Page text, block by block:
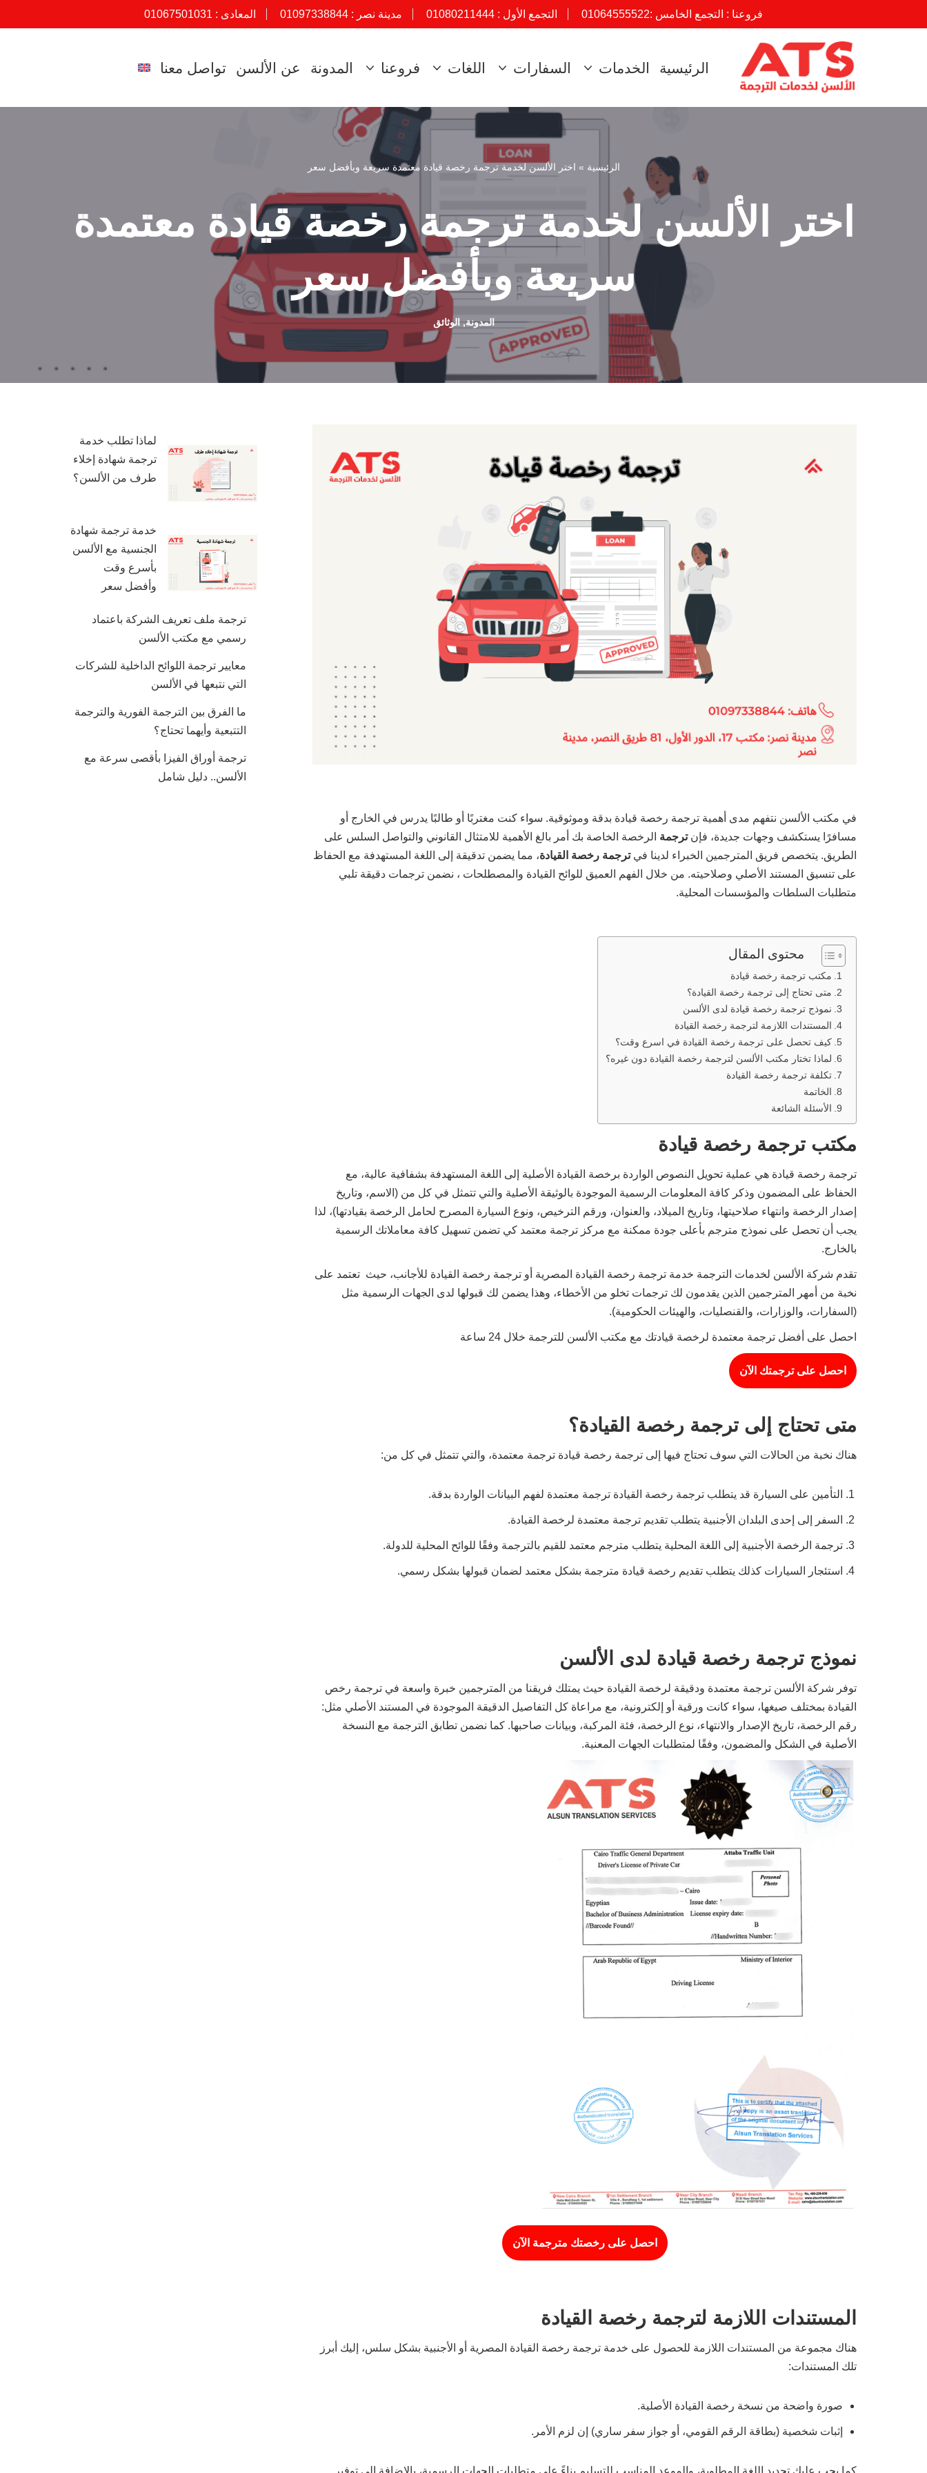
فروعنا : التجمع الخامس :01064555522 التجمع الأول :01080211444 مدينة نصر :01097338844 المعادى : 01067501031
الرئيسية الخدمات السفارات اللغات فروعنا المدونة عن الألسن تواصل معنا
الرئيسية » اختر الألسن لخدمة ترجمة رخصة قيادة معتمدة سريعة وبأفضل سعر
اختر الألسن لخدمة ترجمة رخصة قيادة معتمدة
سريعة وبأفضل سعر
المدونة, الوثائق
في مكتب الألسن نتفهم مدى أهمية ترجمة رخصة قيادة بدقة وموثوقية. سواء كنت مغتربًا أو طالبًا يدرس في الخارج أو
مسافرًا يستكشف وجهات جديدة، فإنترجمة الرخصة الخاصة بك أمر بالغ الأهمية للامتثال القانوني والتواصل السلس على
الطريق. يتخصص فريق المترجمين الخبراء لدينا فيترجمة رخصة القيادة، مما يضمن تدقيقة إلى اللغة المستهدفة مع الحفاظ
على تنسيق المستند الأصلي وصلاحيته. من خلال الفهم العميق للوائح القيادة والمصطلحات ، نضمن ترجمات دقيقة تلبي
متطلبات السلطات والمؤسسات المحلية.
محتوى المقال
مكتب ترجمة رخصة قيادة
متى تحتاج إلى ترجمة رخصة القيادة؟
نموذج ترجمة رخصة قيادة لدى الألسن
المستندات اللازمة لترجمة رخصة القيادة
كيف تحصل على ترجمة رخصة القيادة في اسرع وقت؟
لماذا تختار مكتب الألسن لترجمة رخصة القيادة دون غيره؟
تكلفة ترجمة رخصة القيادة
الخاتمة
الأسئلة الشائعة
مكتب ترجمة رخصة قيادة
ترجمة رخصة قيادة هي عملية تحويل النصوص الواردة برخصة القيادة الأصلية إلى اللغة المستهدفة بشفافية عالية، مع
الحفاظ على المضمون وذكر كافة المعلومات الرسمية الموجودة بالوثيقة الأصلية والتي تتمثل في كل من (الاسم، وتاريخ
إصدار الرخصة وانتهاء صلاحيتها، وتاريخ الميلاد، والعنوان، ورقم الترخيص، ونوع السيارة المصرح لحامل الرخصة بقيادتها)، لذا
يجب أن تحصل على نموذج مترجم بأعلى جودة ممكنة مع مركز ترجمة معتمد كي تضمن تسهيل كافة معاملاتك الرسمية
بالخارج.
تقدم شركة الألسن لخدمات الترجمة خدمة ترجمة رخصة القيادة المصرية أو ترجمة رخصة القيادة للأجانب، حيث تعتمد على
نخبة من أمهر المترجمين الذين يقدمون لك ترجمات تخلو من الأخطاء، وهذا يضمن لك قبولها لدى الجهات الرسمية مثل
(السفارات، والوزارات، والقنصليات، والهيئات الحكومية).
احصل على أفضل ترجمة معتمدة لرخصة قيادتك مع مكتب الألسن للترجمة خلال 24 ساعة
احصل على ترجمتك الآن
متى تحتاج إلى ترجمة رخصة القيادة؟
هناك نخبة من الحالات التي سوف تحتاج فيها إلى ترجمة رخصة قيادة ترجمة معتمدة، والتي تتمثل في كل من:
التأمين على السيارة قد يتطلب ترجمة رخصة القيادة ترجمة معتمدة لفهم البيانات الواردة بدقة.
السفر إلى إحدى البلدان الأجنبية يتطلب تقديم ترجمة معتمدة لرخصة القيادة.
ترجمة الرخصة الأجنبية إلى اللغة المحلية يتطلب مترجم معتمد للقيم بالترجمة وفقًا للوائح المحلية للدولة.
استئجار السيارات كذلك يتطلب تقديم رخصة قيادة مترجمة بشكل معتمد لضمان قبولها بشكل رسمي.
نموذج ترجمة رخصة قيادة لدى الألسن
توفر شركة الألسن ترجمة معتمدة ودقيقة لرخصة القيادة حيث يمتلك فريقنا من المترجمين خبرة واسعة في ترجمة رخص
القيادة بمختلف صيغها، سواء كانت ورقية أو إلكترونية، مع مراعاة كل التفاصيل الدقيقة الموجودة في المستند الأصلي مثل:
رقم الرخصة، تاريخ الإصدار والانتهاء، نوع الرخصة، فئة المركبة، وبيانات صاحبها. كما نضمن تطابق الترجمة مع النسخة
الأصلية في الشكل والمضمون، وفقًا لمتطلبات الجهات المعنية.
احصل على رخصتك مترجمة الآن
المستندات اللازمة لترجمة رخصة القيادة
هناك مجموعة من المستندات اللازمة للحصول على خدمة ترجمة رخصة القيادة المصرية أو الأجنبية بشكل سلس، إليك أبرز
تلك المستندات:
صورة واضحة من نسخة رخصة القيادة الأصلية.
إثبات شخصية (بطاقة الرقم القومي، أو جواز سفر ساري) إن لزم الأمر.
لماذا تطلب خدمة
ترجمة شهادة إخلاء
طرف من الألسن؟
خدمة ترجمة شهادة
الجنسية مع الألسن
بأسرع وقت
وأفضل سعر
ترجمة ملف تعريف الشركة باعتماد
رسمي مع مكتب الألسن
معايير ترجمة اللوائح الداخلية للشركات
التي نتبعها في الألسن
ما الفرق بين الترجمة الفورية والترجمة
التتبعية وأيهما تحتاج؟
ترجمة أوراق الفيزا بأقصى سرعة مع
الألسن.. دليل شامل